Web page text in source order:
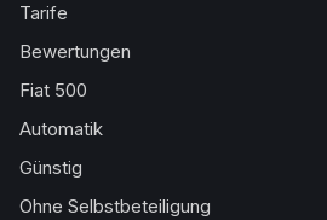
Tarife
Bewertungen
Fiat 500
Automatik
Günstig
Ohne Selbstbeteiligung